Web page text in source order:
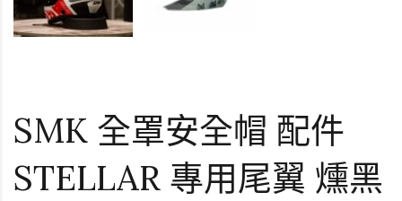
SMK 全罩安全帽 配件
STELLAR 專用尾翼 燻黑